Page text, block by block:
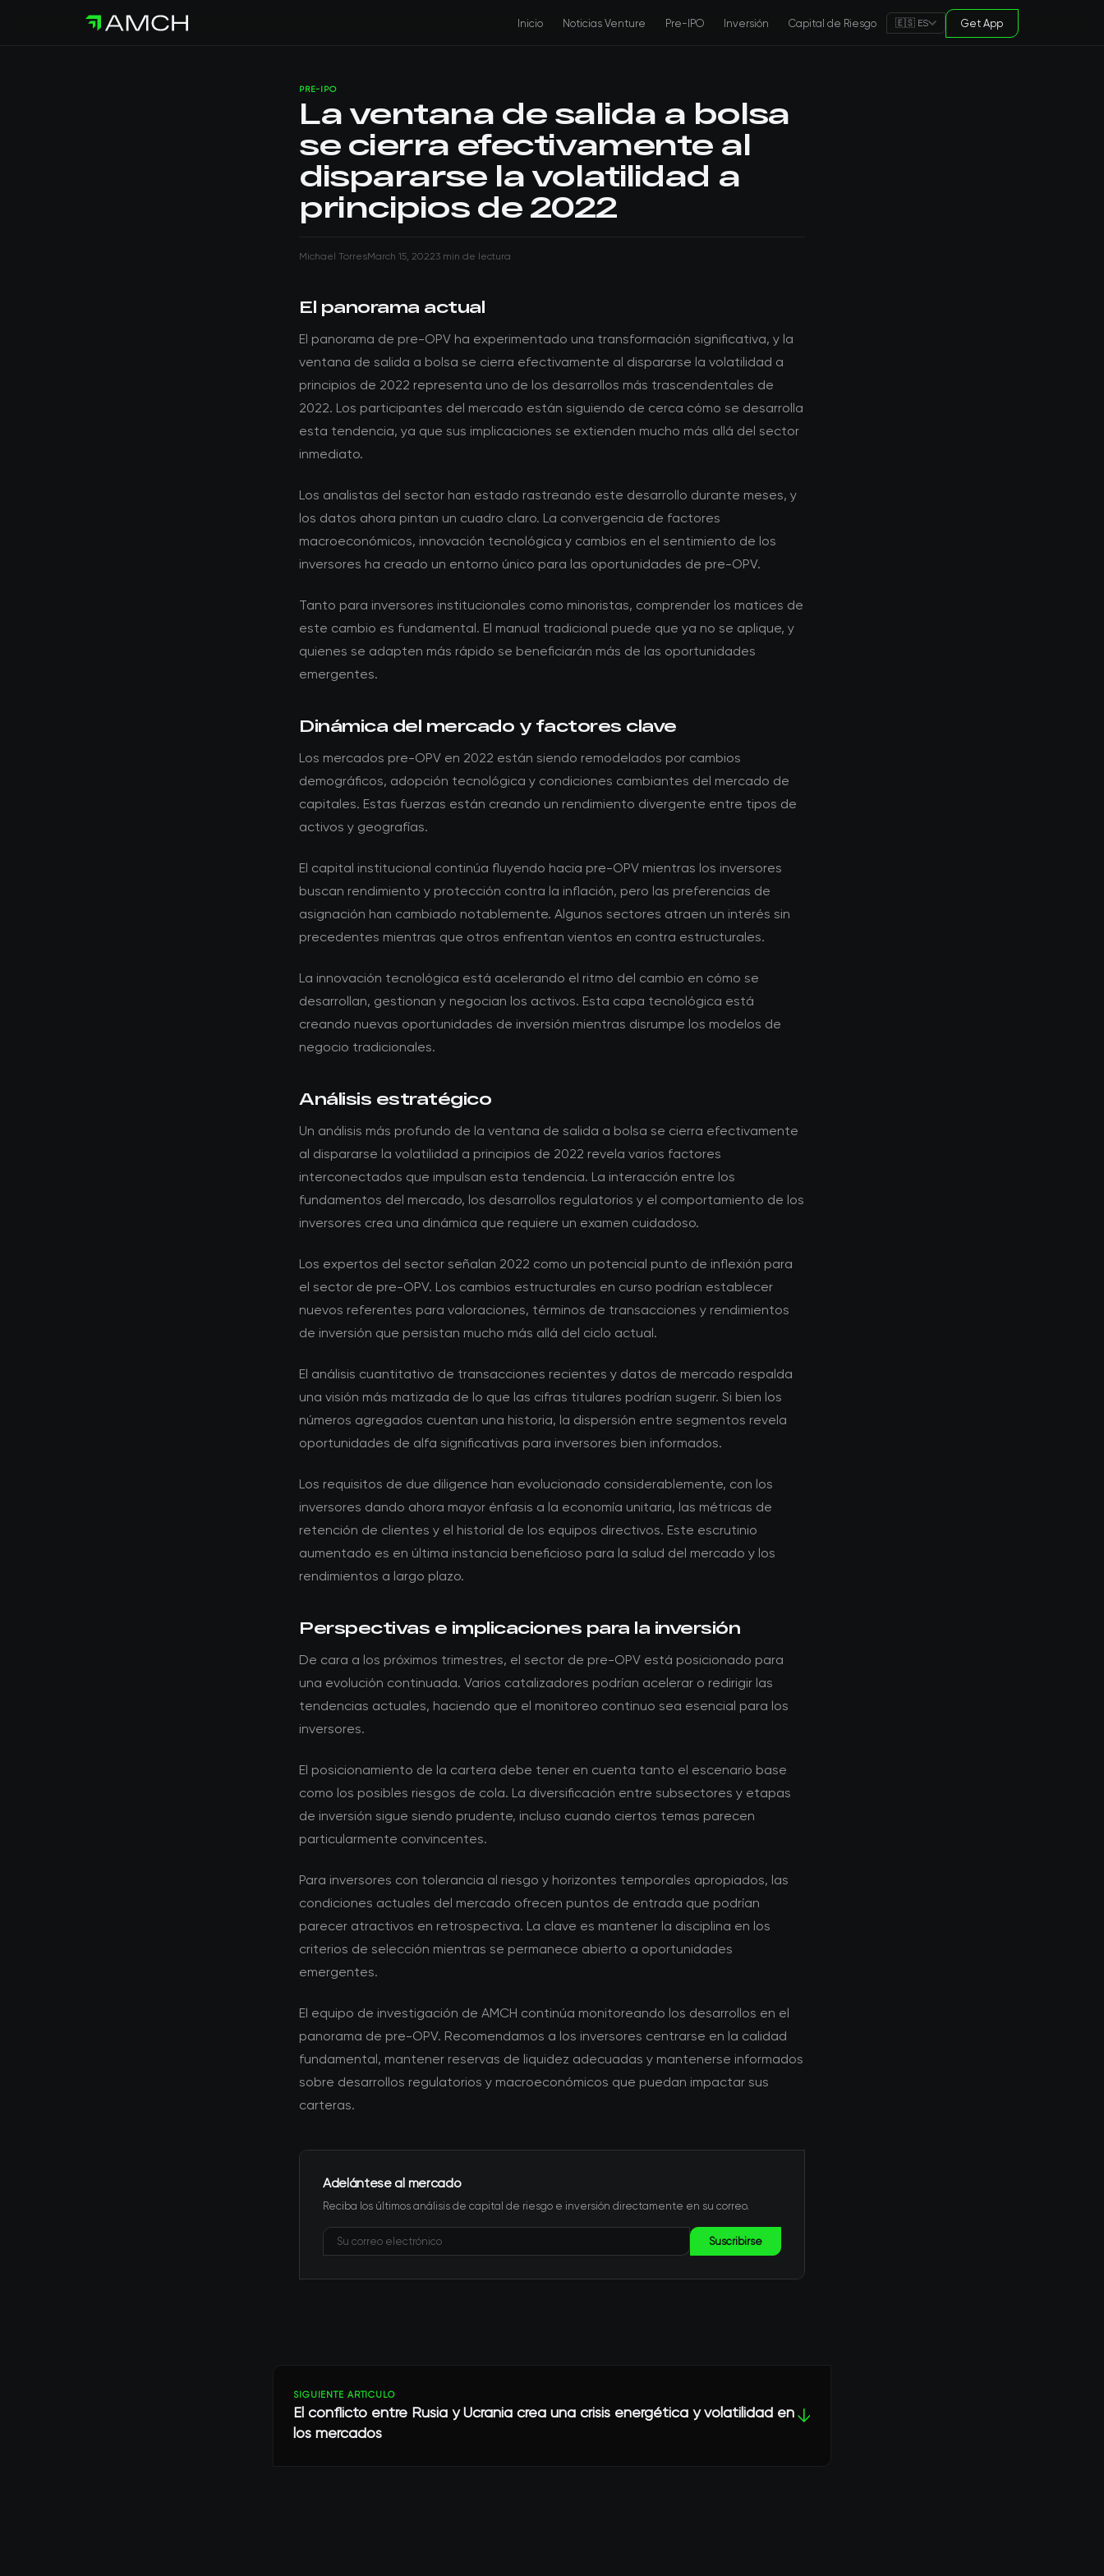
Inicio Noticias Venture Pre-IPO Inversión Capital de Riesgo 🇪🇸 ES Get App
PRE-IPO
La ventana de salida a bolsa
se cierra efectivamente al
dispararse la volatilidad a
principios de 2022
Michael TorresMarch 15, 20223 min de lectura
El panorama actual
El panorama de pre-OPV ha experimentado una transformación significativa, y la
ventana de salida a bolsa se cierra efectivamente al dispararse la volatilidad a
principios de 2022 representa uno de los desarrollos más trascendentales de
2022. Los participantes del mercado están siguiendo de cerca cómo se desarrolla
esta tendencia, ya que sus implicaciones se extienden mucho más allá del sector
inmediato.
Los analistas del sector han estado rastreando este desarrollo durante meses, y
los datos ahora pintan un cuadro claro. La convergencia de factores
macroeconómicos, innovación tecnológica y cambios en el sentimiento de los
inversores ha creado un entorno único para las oportunidades de pre-OPV.
Tanto para inversores institucionales como minoristas, comprender los matices de
este cambio es fundamental. El manual tradicional puede que ya no se aplique, y
quienes se adapten más rápido se beneficiarán más de las oportunidades
emergentes.
Dinámica del mercado y factores clave
Los mercados pre-OPV en 2022 están siendo remodelados por cambios
demográficos, adopción tecnológica y condiciones cambiantes del mercado de
capitales. Estas fuerzas están creando un rendimiento divergente entre tipos de
activos y geografías.
El capital institucional continúa fluyendo hacia pre-OPV mientras los inversores
buscan rendimiento y protección contra la inflación, pero las preferencias de
asignación han cambiado notablemente. Algunos sectores atraen un interés sin
precedentes mientras que otros enfrentan vientos en contra estructurales.
La innovación tecnológica está acelerando el ritmo del cambio en cómo se
desarrollan, gestionan y negocian los activos. Esta capa tecnológica está
creando nuevas oportunidades de inversión mientras disrumpe los modelos de
negocio tradicionales.
Análisis estratégico
Un análisis más profundo de la ventana de salida a bolsa se cierra efectivamente
al dispararse la volatilidad a principios de 2022 revela varios factores
interconectados que impulsan esta tendencia. La interacción entre los
fundamentos del mercado, los desarrollos regulatorios y el comportamiento de los
inversores crea una dinámica que requiere un examen cuidadoso.
Los expertos del sector señalan 2022 como un potencial punto de inflexión para
el sector de pre-OPV. Los cambios estructurales en curso podrían establecer
nuevos referentes para valoraciones, términos de transacciones y rendimientos
de inversión que persistan mucho más allá del ciclo actual.
El análisis cuantitativo de transacciones recientes y datos de mercado respalda
una visión más matizada de lo que las cifras titulares podrían sugerir. Si bien los
números agregados cuentan una historia, la dispersión entre segmentos revela
oportunidades de alfa significativas para inversores bien informados.
Los requisitos de due diligence han evolucionado considerablemente, con los
inversores dando ahora mayor énfasis a la economía unitaria, las métricas de
retención de clientes y el historial de los equipos directivos. Este escrutinio
aumentado es en última instancia beneficioso para la salud del mercado y los
rendimientos a largo plazo.
Perspectivas e implicaciones para la inversión
De cara a los próximos trimestres, el sector de pre-OPV está posicionado para
una evolución continuada. Varios catalizadores podrían acelerar o redirigir las
tendencias actuales, haciendo que el monitoreo continuo sea esencial para los
inversores.
El posicionamiento de la cartera debe tener en cuenta tanto el escenario base
como los posibles riesgos de cola. La diversificación entre subsectores y etapas
de inversión sigue siendo prudente, incluso cuando ciertos temas parecen
particularmente convincentes.
Para inversores con tolerancia al riesgo y horizontes temporales apropiados, las
condiciones actuales del mercado ofrecen puntos de entrada que podrían
parecer atractivos en retrospectiva. La clave es mantener la disciplina en los
criterios de selección mientras se permanece abierto a oportunidades
emergentes.
El equipo de investigación de AMCH continúa monitoreando los desarrollos en el
panorama de pre-OPV. Recomendamos a los inversores centrarse en la calidad
fundamental, mantener reservas de liquidez adecuadas y mantenerse informados
sobre desarrollos regulatorios y macroeconómicos que puedan impactar sus
carteras.
Adelántese al mercado
Reciba los últimos análisis de capital de riesgo e inversión directamente en su correo.
Suscribirse
SIGUIENTE ARTÍCULO
El conflicto entre Rusia y Ucrania crea una crisis energética y volatilidad en
los mercados
↓